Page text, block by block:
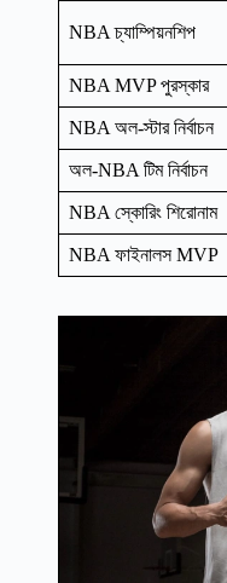
NBA চ্যাম্পিয়নশিপ
NBA MVP পুরস্কার
NBA অল-স্টার নির্বাচন
অল-NBA টিম নির্বাচন
NBA স্কোরিং শিরোনাম
NBA ফাইনালস MVP